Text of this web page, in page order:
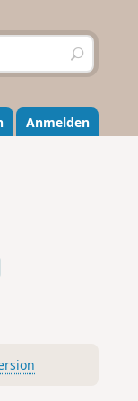
S
u
h
e
n
Anmelden